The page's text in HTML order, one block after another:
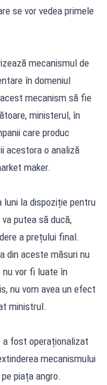
se vor vedea primele
mecanismul de
în domeniul
mecanism să fie
ministerul, în
care produc
acestora o analiză
maker.
la dispoziție pentru
putea să ducă,
a prețului final.
din aceste măsuri nu
nu vor fi luate în
nu vom avea un efect
ministrul.
a fost operaționalizat
mecanismului
piața angro.